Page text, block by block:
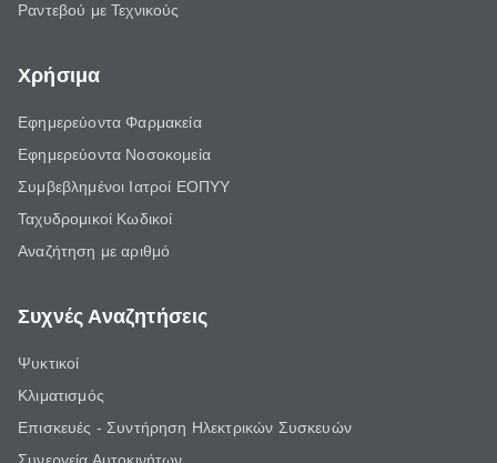
Ραντεβού με Τεχνικούς
Χρήσιμα
Εφημερεύοντα Φαρμακεία
Εφημερεύοντα Νοσοκομεία
Συμβεβλημένοι Ιατροί ΕΟΠΥΥ
Ταχυδρομικοί Κωδικοί
Αναζήτηση με αριθμό
Συχνές Αναζητήσεις
Ψυκτικοί
Κλιματισμός
Επισκευές - Συντήρηση Ηλεκτρικών Συσκευών